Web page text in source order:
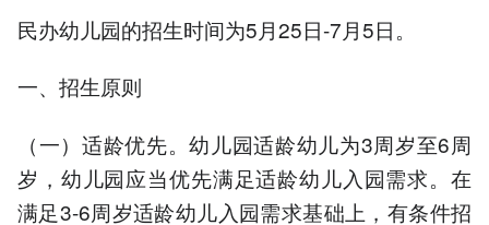
民办幼儿园的招生时间为5月25日-7月5日。
一、招生原则
（一）适龄优先。幼儿园适龄幼儿为3周岁至6周
岁，幼儿园应当优先满足适龄幼儿入园需求。在
满足3-6周岁适龄幼儿入园需求基础上，有条件招